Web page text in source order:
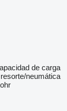
de carga
resorte/neumática